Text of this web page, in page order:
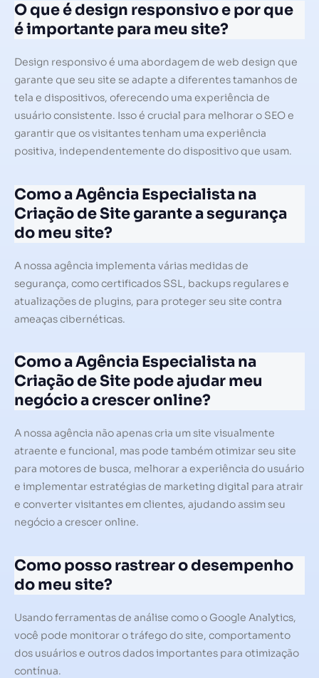
O que é design responsivo e por que
é importante para meu site?
Design responsivo é uma abordagem de web design que
garante que seu site se adapte a diferentes tamanhos de
tela e dispositivos, oferecendo uma experiência de
usuário consistente. Isso é crucial para melhorar o SEO e
garantir que os visitantes tenham uma experiência
positiva, independentemente do dispositivo que usam.
Como a Agência Especialista na
Criação de Site garante a segurança
do meu site?
A nossa agência implementa várias medidas de
segurança, como certificados SSL, backups regulares e
atualizações de plugins, para proteger seu site contra
ameaças cibernéticas.
Como a Agência Especialista na
Criação de Site pode ajudar meu
negócio a crescer online?
A nossa agência não apenas cria um site visualmente
atraente e funcional, mas pode também otimizar seu site
para motores de busca, melhorar a experiência do usuário
e implementar estratégias de marketing digital para atrair
e converter visitantes em clientes, ajudando assim seu
negócio a crescer online.
Como posso rastrear o desempenho
do meu site?
Usando ferramentas de análise como o Google Analytics,
você pode monitorar o tráfego do site, comportamento
dos usuários e outros dados importantes para otimização
contínua.